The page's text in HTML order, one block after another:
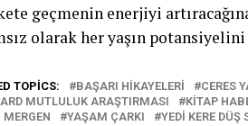
geçmenin enerjiyi
olarak her yaşın
TOPICS: BAŞARI HIKAYELERI CERES
MUTLULUK ARAŞTIRMASI
KITAP
YAŞAM ÇARKI YEDI KERE DÜŞ